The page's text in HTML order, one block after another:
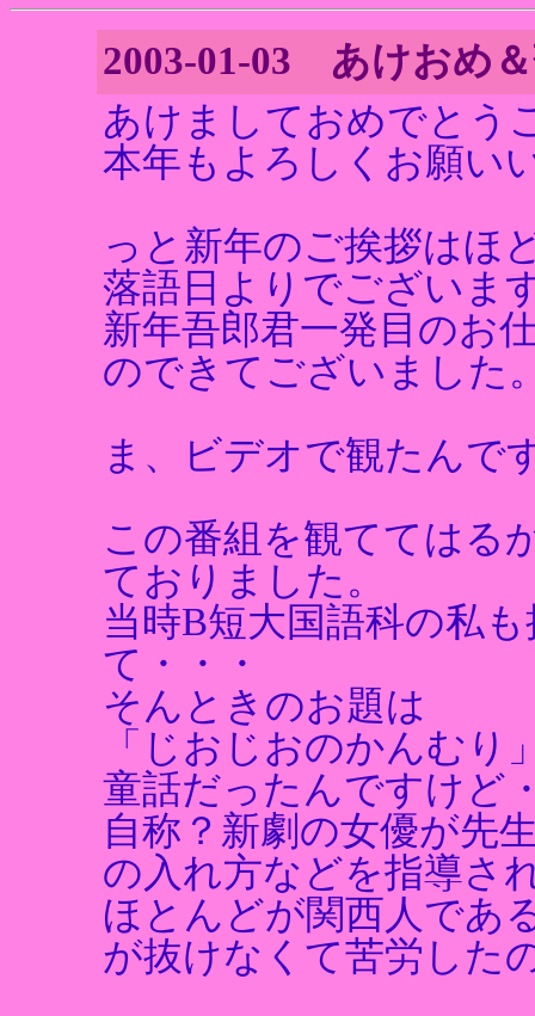
2003-01-03 あけおめ
あけましておめでとう
本年もよろしくお願い
っと新年のご挨拶はほ
落語日よりでございま
新年吾郎君一発目のお
のできてございました
ま、ビデオで観たんで
この番組を観ててはる
ておりました。
当時B短大国語科の私
て・・・
そんときのお題は
「じおじおのかんむり
童話だったんですけど
自称？新劇の女優が先
の入れ方などを指導さ
ほとんどが関西人であ
が抜けなくて苦労した